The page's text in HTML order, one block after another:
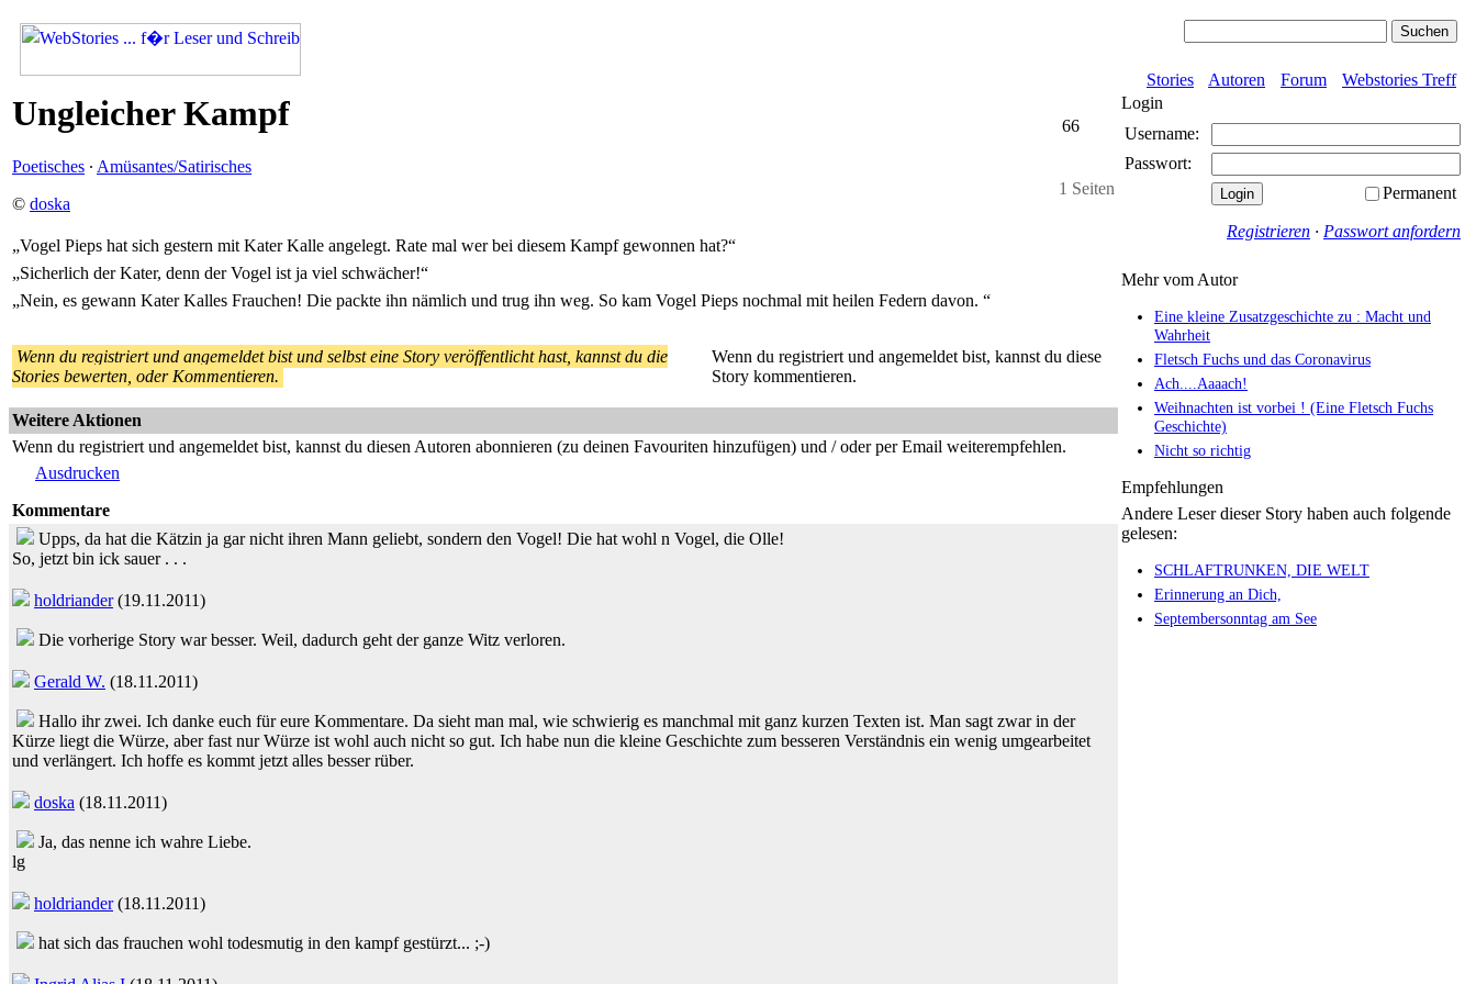
Stories Autoren Forum Webstories Treff
66
1 Seiten
Ungleicher Kampf
Poetisches · Amüsantes/Satirisches
© doska
„Vogel Pieps hat sich gestern mit Kater Kalle angelegt. Rate mal wer bei diesem Kampf gewonnen hat?“
„Sicherlich der Kater, denn der Vogel ist ja viel schwächer!“
„Nein, es gewann Kater Kalles Frauchen! Die packte ihn nämlich und trug ihn weg. So kam Vogel Pieps nochmal mit heilen Federn davon. “
Wenn du registriert und angemeldet bist und selbst eine Story veröffentlicht hast, kannst du die
Stories bewerten, oder Kommentieren.
Wenn du registriert und angemeldet bist, kannst du diese
Story kommentieren.
Weitere Aktionen
Wenn du registriert und angemeldet bist, kannst du diesen Autoren abonnieren (zu deinen Favouriten hinzufügen) und / oder per Email weiterempfehlen.
Ausdrucken
Kommentare
Upps, da hat die Kätzin ja gar nicht ihren Mann geliebt, sondern den Vogel! Die hat wohl n Vogel, die Olle!
So, jetzt bin ick sauer . . .
holdriander(19.11.2011)
Die vorherige Story war besser. Weil, dadurch geht der ganze Witz verloren.
Gerald W. (18.11.2011)
Hallo ihr zwei. Ich danke euch für eure Kommentare. Da sieht man mal, wie schwierig es manchmal mit ganz kurzen Texten ist. Man sagt zwar in der
Kürze liegt die Würze, aber fast nur Würze ist wohl auch nicht so gut. Ich habe nun die kleine Geschichte zum besseren Verständnis ein wenig umgearbeitet
und verlängert. Ich hoffe es kommt jetzt alles besser rüber.
doska (18.11.2011)
Ja, das nenne ich wahre Liebe.
lg
holdriander(18.11.2011)
hat sich das frauchen wohl todesmutig in den kampf gestürzt... ;-)
Login
Username:
Passwort:
Permanent
Registrieren · Passwort anfordern
Mehr vom Autor
Eine kleine Zusatzgeschichte zu : Macht und
Wahrheit
Fletsch Fuchs und das Coronavirus
Ach....Aaaach!
Weihnachten ist vorbei ! (Eine Fletsch Fuchs
Geschichte)
Nicht so richtig
Empfehlungen
Andere Leser dieser Story haben auch folgende
gelesen:
SCHLAFTRUNKEN, DIE WELT
Erinnerung an Dich,
Septembersonntag am See